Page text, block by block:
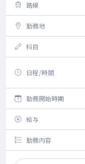
路線
勤務地
科目
日程/時間
勤務開始時期
給与
勤務内容